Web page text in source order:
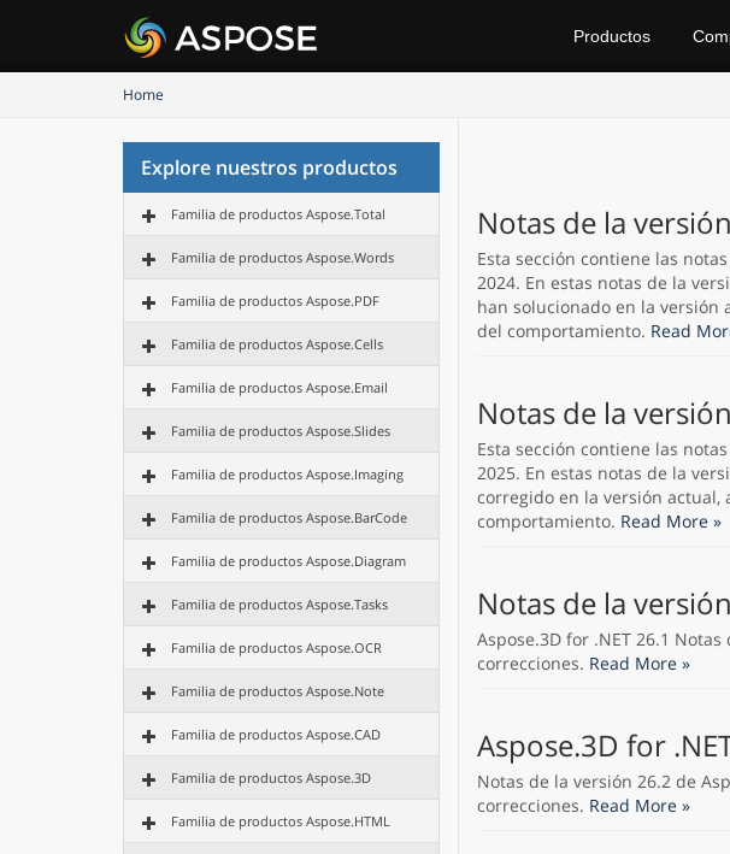
Productos
Home
Explore nuestros productos
Familia de productos Aspose.Total
Familia de productos Aspose.Words
Familia de productos Aspose.PDF
Familia de productos Aspose.Cells
Familia de productos Aspose.Email
Familia de productos Aspose.Slides
Familia de productos Aspose.Imaging
Familia de productos Aspose.BarCode
Familia de productos Aspose.Diagram
Familia de productos Aspose.Tasks
Familia de productos Aspose.OCR
Familia de productos Aspose.Note
Familia de productos Aspose.CAD
Familia de productos Aspose.3D
Familia de productos Aspose.HTML
Notas de la
Esta sección contiene las
2024. En estas notas de la
han solucionado en la versión
del comportamiento. Read
Notas de la
Esta sección contiene las
2025. En estas notas de la
corregido en la versión actual,
comportamiento. Read More »
Notas de la
Aspose.3D for .NET 26.1
correcciones. Read More »
Aspose.3D for
Notas de la versión 26.2 de
correcciones. Read More »